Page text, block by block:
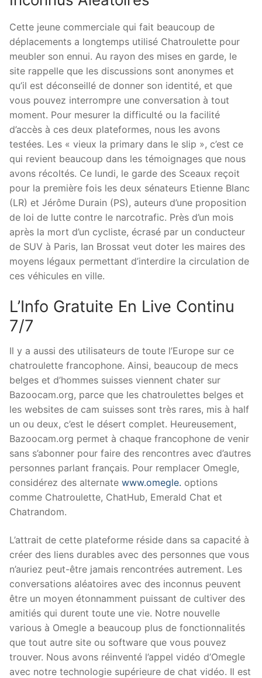
Cette jeune commerciale qui fait beaucoup de
déplacements a longtemps utilisé Chatroulette pour
meubler son ennui. Au rayon des mises en garde, le
site rappelle que les discussions sont anonymes et
qu’il est déconseillé de donner son identité, et que
vous pouvez interrompre une conversation à tout
moment. Pour mesurer la difficulté ou la facilité
d’accès à ces deux plateformes, nous les avons
testées. Les « vieux la primary dans le slip », c’est ce
qui revient beaucoup dans les témoignages que nous
avons récoltés. Ce lundi, le garde des Sceaux reçoit
pour la première fois les deux sénateurs Etienne Blanc
(LR) et Jérôme Durain (PS), auteurs d’une proposition
de loi de lutte contre le narcotrafic. Près d’un mois
après la mort d’un cycliste, écrasé par un conducteur
de SUV à Paris, Ian Brossat veut doter les maires des
moyens légaux permettant d’interdire la circulation de
ces véhicules en ville.
L’Info Gratuite En Live Continu
7/7
Il y a aussi des utilisateurs de toute l’Europe sur ce
chatroulette francophone. Ainsi, beaucoup de mecs
belges et d’hommes suisses viennent chater sur
Bazoocam.org, parce que les chatroulettes belges et
les websites de cam suisses sont très rares, mis à half
un ou deux, c’est le désert complet. Heureusement,
Bazoocam.org permet à chaque francophone de venir
sans s’abonner pour faire des rencontres avec d’autres
personnes parlant français. Pour remplacer Omegle,
considérez des alternate www.omegle. options
comme Chatroulette, ChatHub, Emerald Chat et
Chatrandom.
L’attrait de cette plateforme réside dans sa capacité à
créer des liens durables avec des personnes que vous
n’auriez peut-être jamais rencontrées autrement. Les
conversations aléatoires avec des inconnus peuvent
être un moyen étonnamment puissant de cultiver des
amitiés qui durent toute une vie. Notre nouvelle
various à Omegle a beaucoup plus de fonctionnalités
que tout autre site ou software que vous pouvez
trouver. Nous avons réinventé l’appel vidéo d’Omegle
avec notre technologie supérieure de chat vidéo. Il est